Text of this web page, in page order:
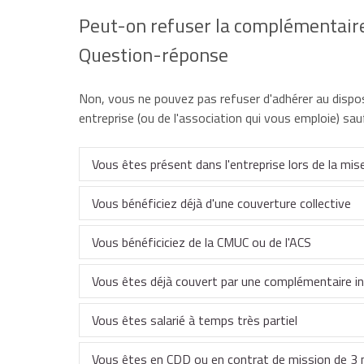
Peut-on refuser la
Question-réponse
Non, vous ne pouvez pas refuser d'adhérer au
entreprise (ou de l'association qui vous emploie)
Vous êtes présent dans l'entreprise lors de la
Vous pouvez choisir de ne pas adhérer si le
Par décision unilatérale de l'employeur (DUE)
Ou si le dispositif prévoit cette faculté de
Vous bénéficiez déjà d'une couverture collective
Vous pouvez vous dispenser d'adhérer au
êtes déjà couvert, y compris en qualité d'ayant
Autre régime frais de santé collectif obligatoire
Vous bénéficiciez de la CMUC ou de l'ACS
Vous pouvez vous dispenser d'adhérer au
dispense d'adhésion joue tant que vous
doit être faite au moment de l'embauche ou au
Vous êtes déjà couvert par une complémentaire
Vous pouvez vous dispenser d'adhérer au
dispense d'adhésion joue uniquement jusqu'à
Elle doit être faite au moment de l'embauche ou
Vous êtes salarié à temps très partiel
Vous pouvez choisir de ne pas adhérer si les 2
Vous êtes en CDD ou en contrat de mission de 3